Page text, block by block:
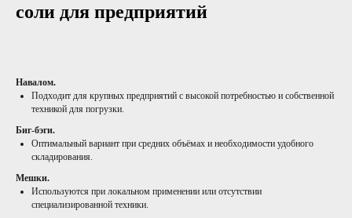
соли для предприятий
Навалом.
Подходит для крупных предприятий с высокой потребностью и собственной
техникой для погрузки.
Биг-бэги.
Оптимальный вариант при средних объёмах и необходимости удобного
складирования.
Мешки.
Используются при локальном применении или отсутствии
специализированной техники.